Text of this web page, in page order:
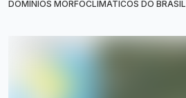
DOMÍNIOS MORFOCLIMÁTICOS DO BRASIL